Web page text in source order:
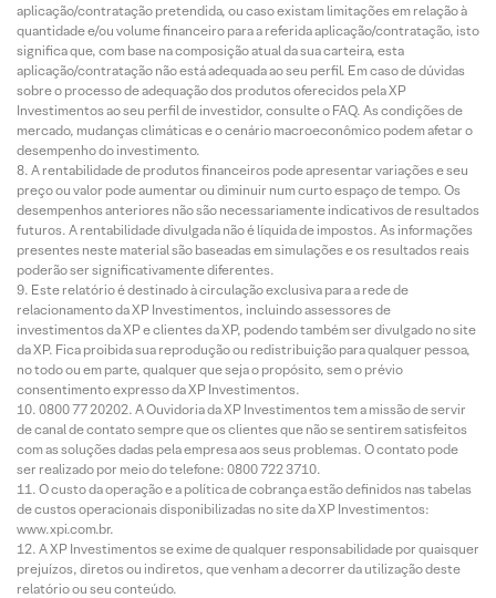
aplicação/contratação pretendida, ou caso existam limitações em relação à
quantidade e/ou volume financeiro para a referida aplicação/contratação, isto
significa que, com base na composição atual da sua carteira, esta
aplicação/contratação não está adequada ao seu perfil. Em caso de dúvidas
sobre o processo de adequação dos produtos oferecidos pela XP
Investimentos ao seu perfil de investidor, consulte o FAQ. As condições de
mercado, mudanças climáticas e o cenário macroeconômico podem afetar o
desempenho do investimento.
A rentabilidade de produtos financeiros pode apresentar variações e seu
preço ou valor pode aumentar ou diminuir num curto espaço de tempo. Os
desempenhos anteriores não são necessariamente indicativos de resultados
futuros. A rentabilidade divulgada não é líquida de impostos. As informações
presentes neste material são baseadas em simulações e os resultados reais
poderão ser significativamente diferentes.
Este relatório é destinado à circulação exclusiva para a rede de
relacionamento da XP Investimentos, incluindo assessores de
investimentos da XP e clientes da XP, podendo também ser divulgado no site
da XP. Fica proibida sua reprodução ou redistribuição para qualquer pessoa,
no todo ou em parte, qualquer que seja o propósito, sem o prévio
consentimento expresso da XP Investimentos.
0800 77 20202. A Ouvidoria da XP Investimentos tem a missão de servir
de canal de contato sempre que os clientes que não se sentirem satisfeitos
com as soluções dadas pela empresa aos seus problemas. O contato pode
ser realizado por meio do telefone: 0800 722 3710.
O custo da operação e a política de cobrança estão definidos nas tabelas
de custos operacionais disponibilizadas no site da XP Investimentos:
www.xpi.com.br.
A XP Investimentos se exime de qualquer responsabilidade por quaisquer
prejuízos, diretos ou indiretos, que venham a decorrer da utilização deste
relatório ou seu conteúdo.